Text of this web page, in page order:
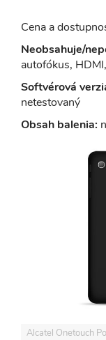
Cena a
Neobsahuje/
autofókus,
Softvérová
netestovaný
Obsah balenia:
Alcatel Onetouch